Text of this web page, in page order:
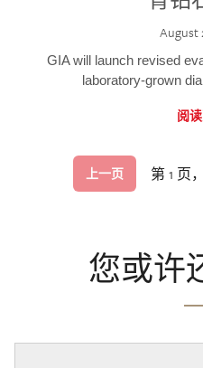
August
GIA will launch revised
laboratory-grown
阅
上一页 第 1 页
您或许